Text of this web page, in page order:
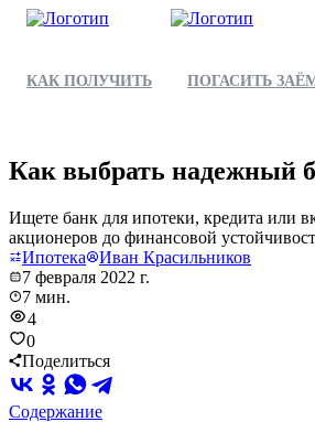
КАК ПОЛУЧИТЬ ПОГАСИТЬ
Как выбрать надежный
Ищете банк для ипотеки, кредита или
акционеров до финансовой
Ипотека
Иван Красильников
7 февраля 2022 г.
7 мин.
4
0
Поделиться
Содержание